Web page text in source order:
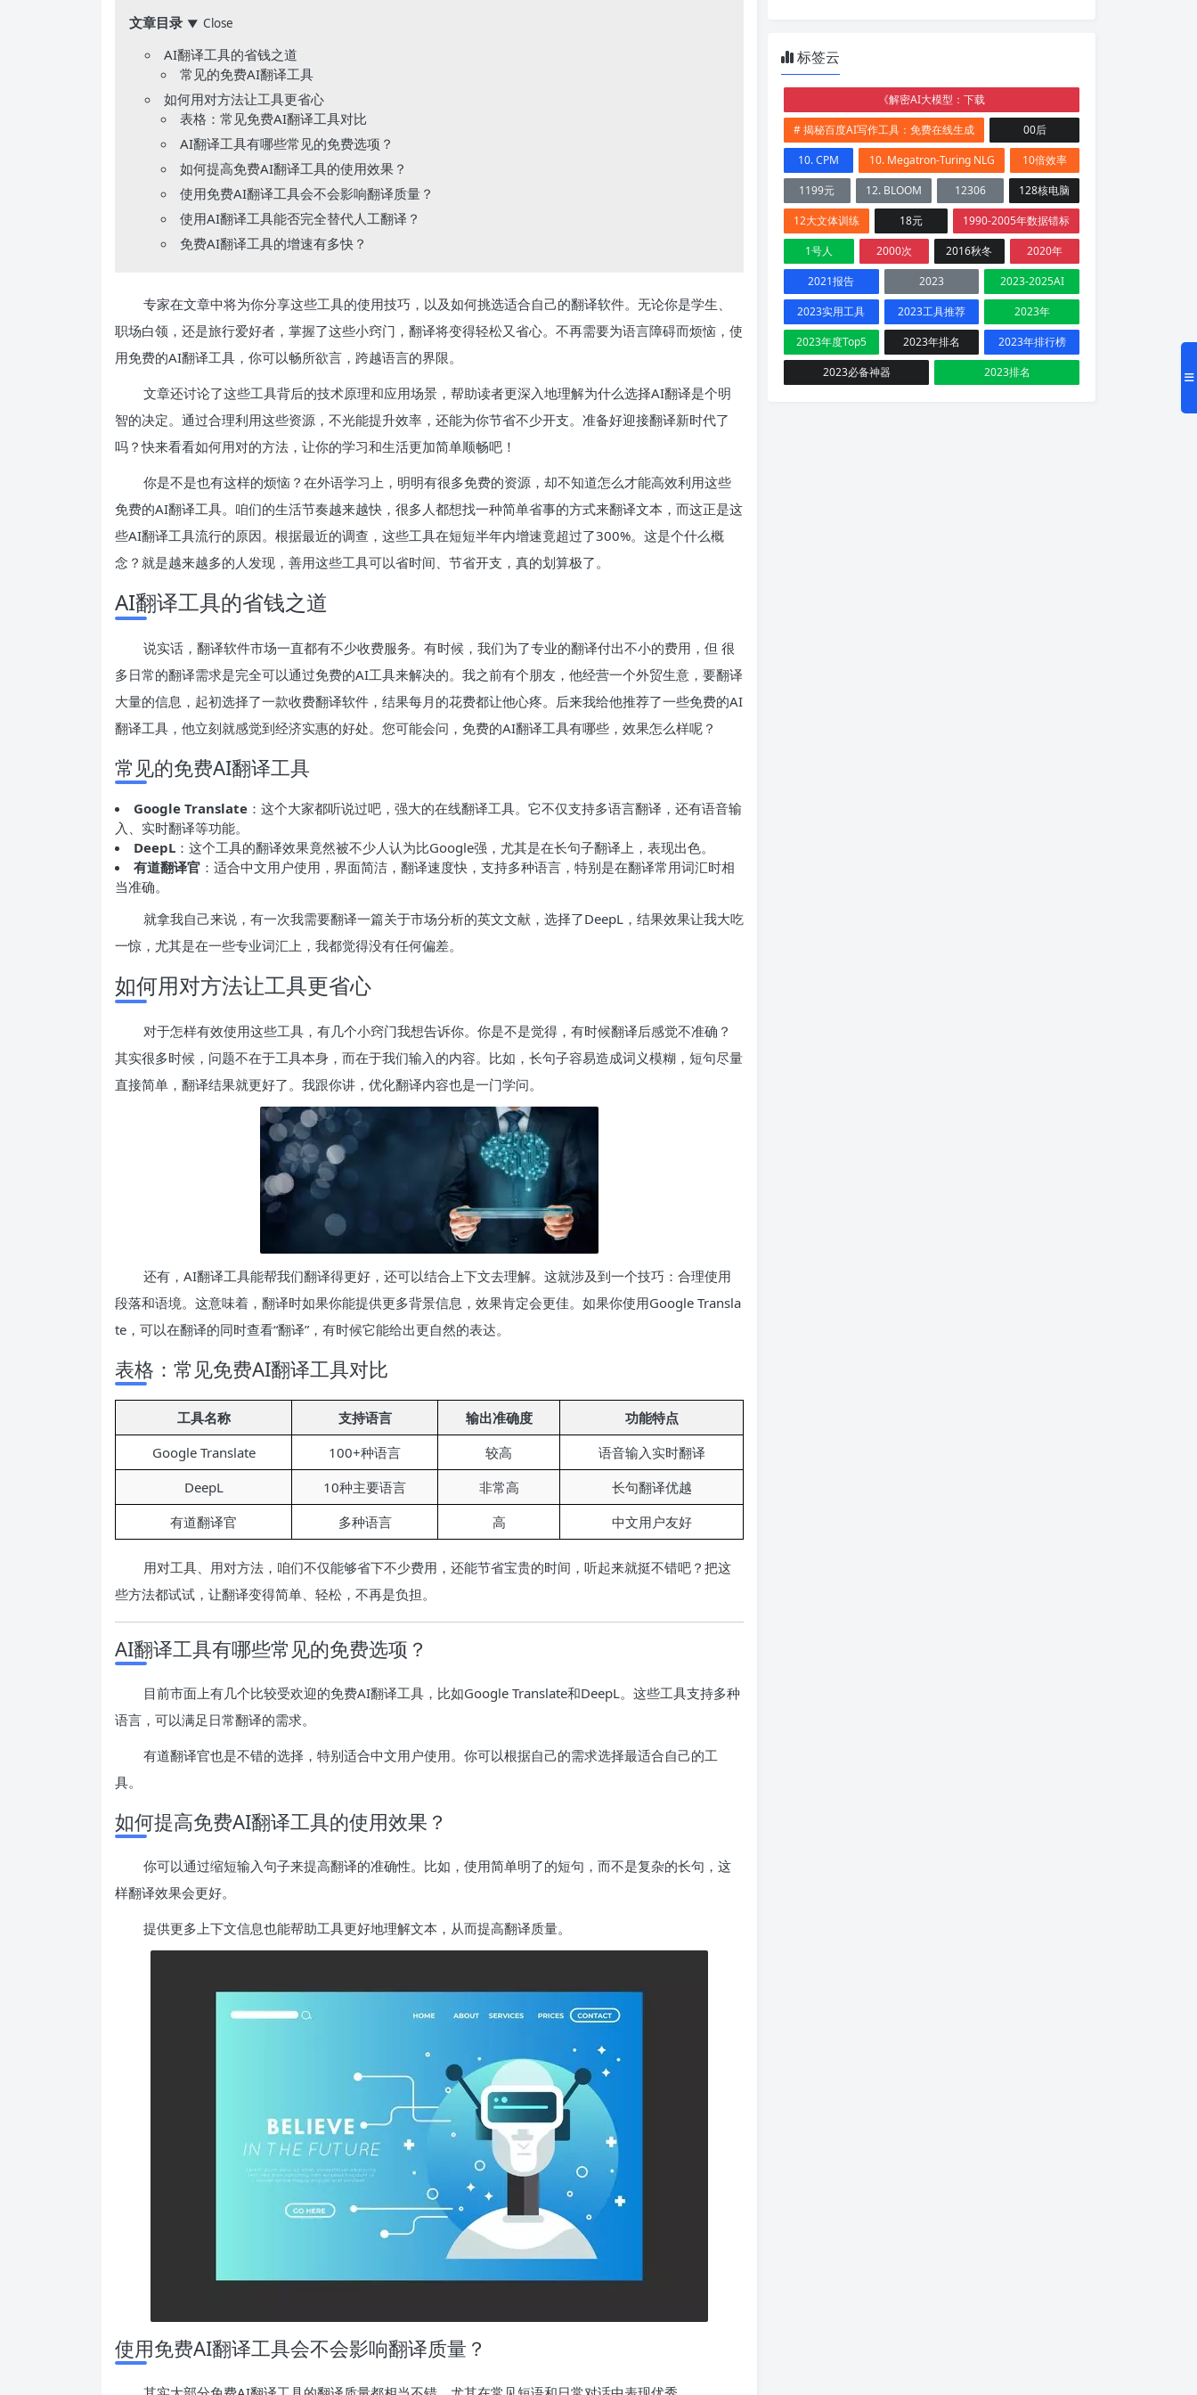
文章目录 ▼ Close
AI翻译工具的省钱之道
常见的免费AI翻译工具
如何用对方法让工具更省心
表格：常见免费AI翻译工具对比
AI翻译工具有哪些常见的免费选项？
如何提高免费AI翻译工具的使用效果？
使用免费AI翻译工具会不会影响翻译质量？
使用AI翻译工具能否完全替代人工翻译？
免费AI翻译工具的增速有多快？
专家在文章中将为你分享这些工具的使用技巧，以及如何挑选适合自己的翻译软件。无论你是学生、
职场白领，还是旅行爱好者，掌握了这些小窍门，翻译将变得轻松又省心。不再需要为语言障碍而烦恼，使
用免费的AI翻译工具，你可以畅所欲言，跨越语言的界限。
文章还讨论了这些工具背后的技术原理和应用场景，帮助读者更深入地理解为什么选择AI翻译是个明
智的决定。通过合理利用这些资源，不光能提升效率，还能为你节省不少开支。准备好迎接翻译新时代了
吗？快来看看如何用对的方法，让你的学习和生活更加简单顺畅吧！
你是不是也有这样的烦恼？在外语学习上，明明有很多免费的资源，却不知道怎么才能高效利用这些
免费的AI翻译工具。咱们的生活节奏越来越快，很多人都想找一种简单省事的方式来翻译文本，而这正是这
些AI翻译工具流行的原因。根据最近的调查，这些工具在短短半年内增速竟超过了300%。这是个什么概
念？就是越来越多的人发现，善用这些工具可以省时间、节省开支，真的划算极了。
AI翻译工具的省钱之道
说实话，翻译软件市场一直都有不少收费服务。有时候，我们为了专业的翻译付出不小的费用，但 很
多日常的翻译需求是完全可以通过免费的AI工具来解决的。我之前有个朋友，他经营一个外贸生意，要翻译
大量的信息，起初选择了一款收费翻译软件，结果每月的花费都让他心疼。后来我给他推荐了一些免费的AI
翻译工具，他立刻就感觉到经济实惠的好处。您可能会问，免费的AI翻译工具有哪些，效果怎么样呢？
常见的免费AI翻译工具
Google Translate ：这个大家都听说过吧，强大的在线翻译工具。它不仅支持多语言翻译，还有语音输
入、实时翻译等功能。
DeepL ：这个工具的翻译效果竟然被不少人认为比Google强，尤其是在长句子翻译上，表现出色。
有道翻译官 ：适合中文用户使用，界面简洁，翻译速度快，支持多种语言，特别是在翻译常用词汇时相
当准确。
就拿我自己来说，有一次我需要翻译一篇关于市场分析的英文文献，选择了DeepL，结果效果让我大吃
一惊，尤其是在一些专业词汇上，我都觉得没有任何偏差。
如何用对方法让工具更省心
对于怎样有效使用这些工具，有几个小窍门我想告诉你。你是不是觉得，有时候翻译后感觉不准确？
其实很多时候，问题不在于工具本身，而在于我们输入的内容。比如，长句子容易造成词义模糊，短句尽量
直接简单，翻译结果就更好了。我跟你讲，优化翻译内容也是一门学问。
还有，AI翻译工具能帮我们翻译得更好，还可以结合上下文去理解。这就涉及到一个技巧：合理使用
段落和语境。这意味着，翻译时如果你能提供更多背景信息，效果肯定会更佳。如果你使用Google Transla
te，可以在翻译的同时查看“翻译”，有时候它能给出更自然的表达。
表格：常见免费AI翻译工具对比
工具名称 支持语言 输出准确度
功能特点
Google Translate
100+种语言 较高
语音输入实时翻译
DeepL
10种主要语言 非常高
长句翻译优越
有道翻译官
多种语言 高 中文用户友好
用对工具、用对方法，咱们不仅能够省下不少费用，还能节省宝贵的时间，听起来就挺不错吧？把这
些方法都试试，让翻译变得简单、轻松，不再是负担。
AI翻译工具有哪些常见的免费选项？
目前市面上有几个比较受欢迎的免费AI翻译工具，比如Google Translate和DeepL。这些工具支持多种
语言，可以满足日常翻译的需求。
有道翻译官也是不错的选择，特别适合中文用户使用。你可以根据自己的需求选择最适合自己的工
具。
如何提高免费AI翻译工具的使用效果？
你可以通过缩短输入句子来提高翻译的准确性。比如，使用简单明了的短句，而不是复杂的长句，这
样翻译效果会更好。
提供更多上下文信息也能帮助工具更好地理解文本，从而提高翻译质量。
使用免费AI翻译工具会不会影响翻译质量？
标签云
《解密AI大模型：下载
# 揭秘百度AI写作工具：免费在线生成
00后
10. CPM
10. Megatron-Turing NLG
10倍效率
1199元
12. BLOOM 12306
128核电脑
12大文体训练
18元
1990-2005年数据错标
1号人
2000次 2016秋冬
2020年
2021报告
2023
2023-2025AI
2023实用工具
2023工具推荐
2023年
2023年度Top5
2023年排名
2023年排行榜
2023必备神器
2023排名